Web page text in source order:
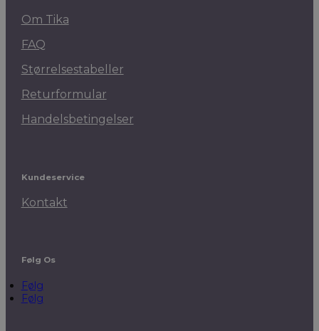
Om Tika
FAQ
Størrelsestabeller
Returformular
Handelsbetingelser
Kundeservice
Kontakt
Følg Os
Følg
Følg